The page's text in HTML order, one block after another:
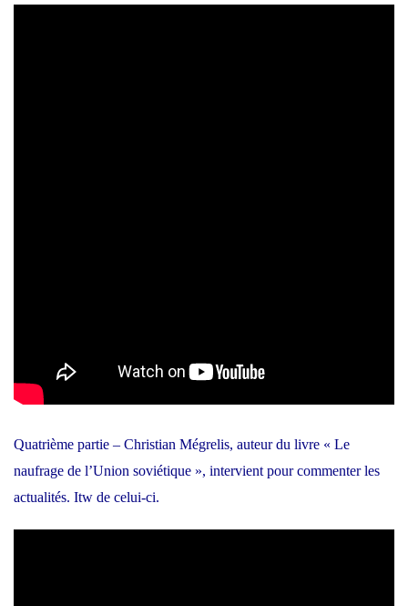
Quatrième partie – Christian Mégrelis, auteur du livre « Le
naufrage de l’Union soviétique », intervient pour commenter les
actualités. Itw de celui-ci.